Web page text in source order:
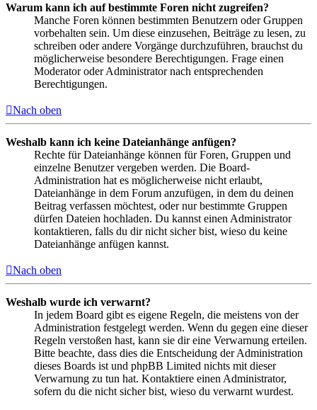
Warum kann ich auf bestimmte Foren nicht zugreifen?
Manche Foren können bestimmten Benutzern oder Gruppen
vorbehalten sein. Um diese einzusehen, Beiträge zu lesen, zu
schreiben oder andere Vorgänge durchzuführen, brauchst du
möglicherweise besondere Berechtigungen. Frage einen
Moderator oder Administrator nach entsprechenden
Berechtigungen.
Nach oben
Weshalb kann ich keine Dateianhänge anfügen?
Rechte für Dateianhänge können für Foren, Gruppen und
einzelne Benutzer vergeben werden. Die Board-
Administration hat es möglicherweise nicht erlaubt,
Dateianhänge in dem Forum anzufügen, in dem du deinen
Beitrag verfassen möchtest, oder nur bestimmte Gruppen
dürfen Dateien hochladen. Du kannst einen Administrator
kontaktieren, falls du dir nicht sicher bist, wieso du keine
Dateianhänge anfügen kannst.
Nach oben
Weshalb wurde ich verwarnt?
In jedem Board gibt es eigene Regeln, die meistens von der
Administration festgelegt werden. Wenn du gegen eine dieser
Regeln verstoßen hast, kann sie dir eine Verwarnung erteilen.
Bitte beachte, dass dies die Entscheidung der Administration
dieses Boards ist und phpBB Limited nichts mit dieser
Verwarnung zu tun hat. Kontaktiere einen Administrator,
sofern du die nicht sicher bist, wieso du verwarnt wurdest.